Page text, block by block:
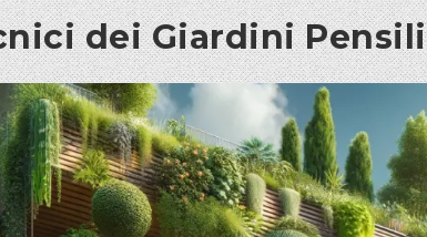
dei Giardini Pensili